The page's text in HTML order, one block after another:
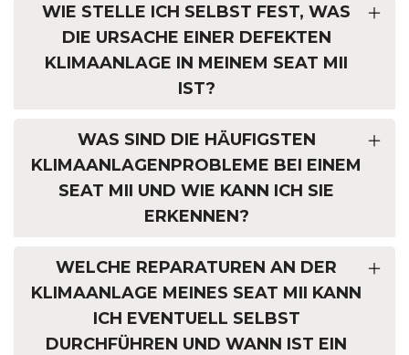
WIE STELLE ICH SELBST FEST, WAS
DIE URSACHE EINER DEFEKTEN
KLIMAANLAGE IN MEINEM SEAT MII
IST?
WAS SIND DIE HÄUFIGSTEN
KLIMAANLAGENPROBLEME BEI EINEM
SEAT MII UND WIE KANN ICH SIE
ERKENNEN?
WELCHE REPARATUREN AN DER
KLIMAANLAGE MEINES SEAT MII KANN
ICH EVENTUELL SELBST
DURCHFÜHREN UND WANN IST EIN